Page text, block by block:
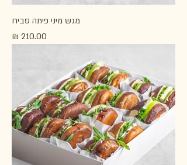
מגש מיני פיתה סביח
מחיר